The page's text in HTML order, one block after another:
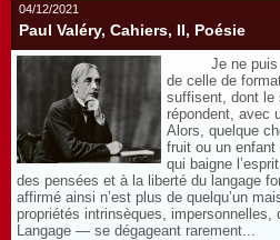
04/12/2021
Paul Valéry, Cahiers, II, Poésie
Je ne puis
de celle de
suffisent, dont le
répondent, avec
Alors, quelque
fruit ou un
qui baigne
des pensées et à la liberté du langage
affirmé ainsi n’est plus de quelqu’un
propriétés intrinsèques, impersonnelles,
Langage — se dégageant rarement...